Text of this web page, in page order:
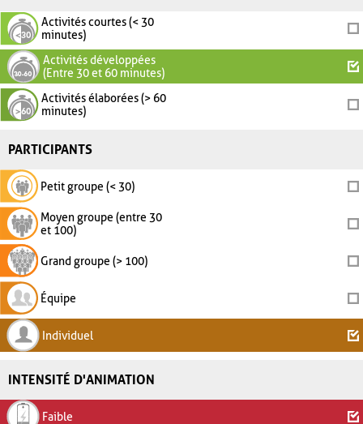
Activités courtes (< 30
minutes)
Activités développées
(Entre 30 et 60 minutes)
Activités élaborées (> 60
minutes)
PARTICIPANTS
Petit groupe (< 30)
Moyen groupe (entre 30
et 100)
Grand groupe (> 100)
Équipe
Individuel
INTENSITÉ D'ANIMATION
Faible